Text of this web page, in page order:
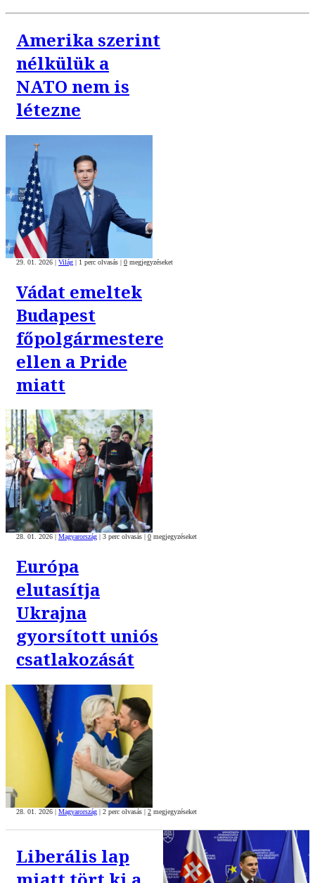
Amerika szerint
nélkülük a
NATO nem is
létezne
29. 01. 2026 | Világ | 1 perc olvasás | 0 megjegyzéseket
Vádat emeltek
Budapest
főpolgármestere
ellen a Pride
miatt
28. 01. 2026 Magyarország 3 perc olvasás 0 megjegyzéseket
Európa
elutasítja
Ukrajna
gyorsított uniós
csatlakozását
28. 01. 2026 | Magyarország | 2 perc olvasás | 2 megjegyzéseket
Liberális lap